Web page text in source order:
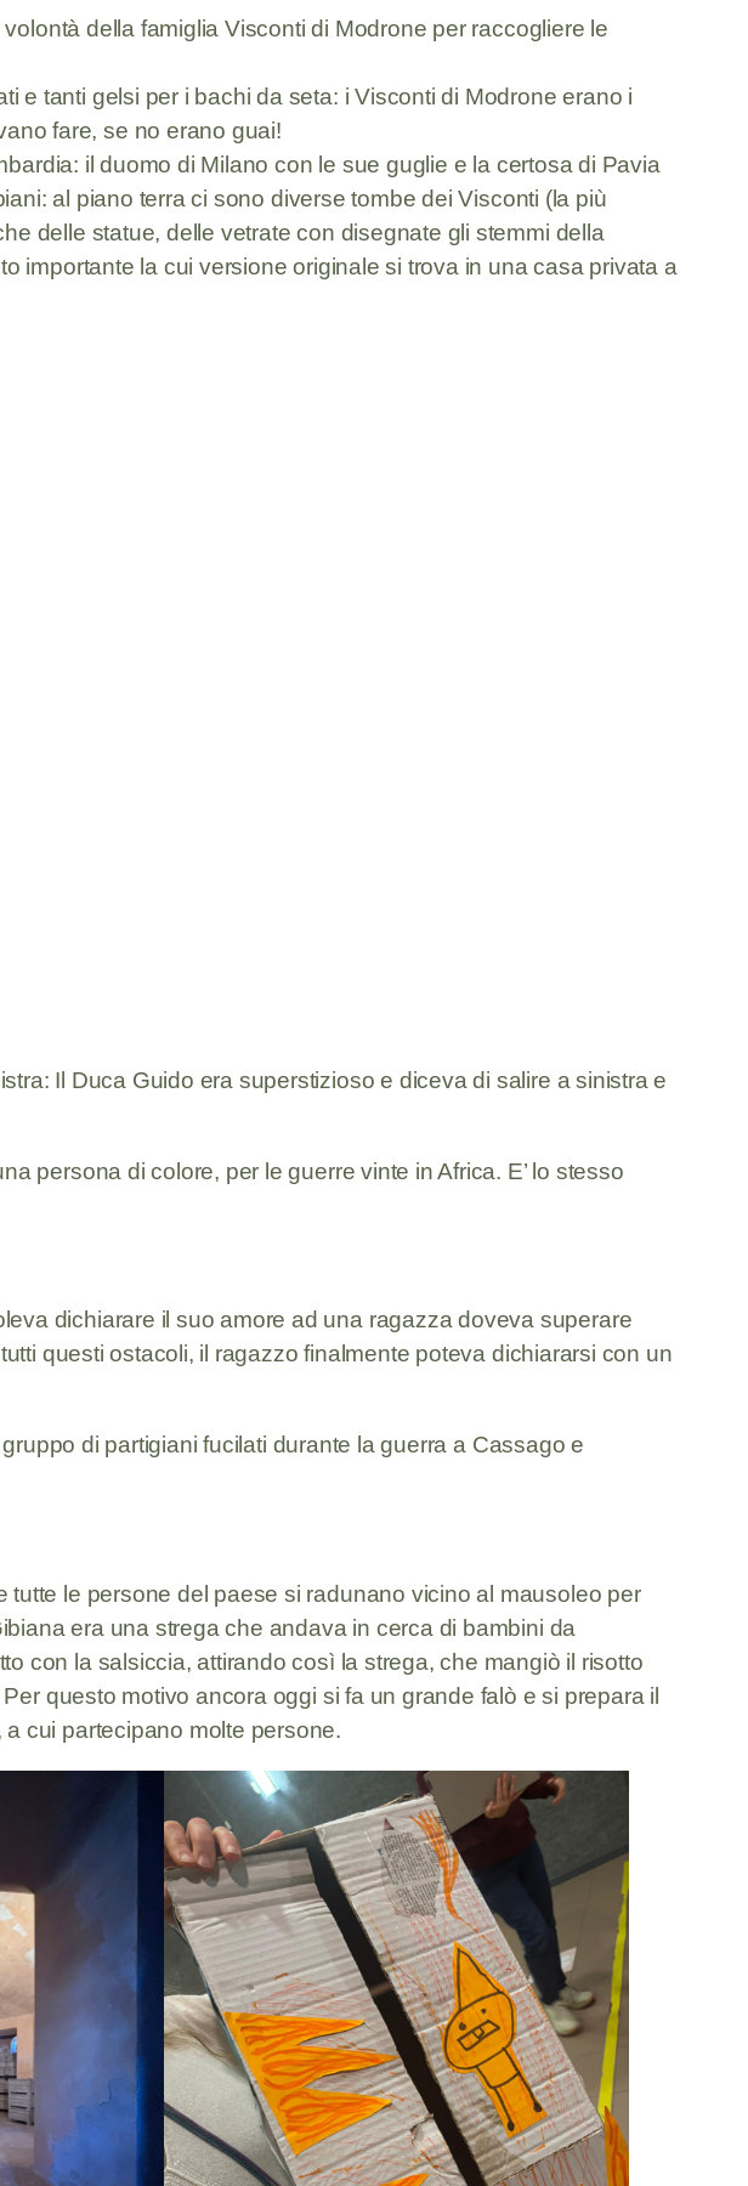
della famiglia Visconti di Modrone per raccogliere le
e tanti gelsi per i bachi da seta: i Visconti di Modrone erano i
fare, se no erano guai!
il duomo di Milano con le sue guglie e la certosa di Pavia
al piano terra ci sono diverse tombe dei Visconti (la più
delle statue, delle vetrate con disegnate gli stemmi della
importante la cui versione originale si trova in una casa privata a
Il Duca Guido era superstizioso e diceva di salire a sinistra e
persona di colore, per le guerre vinte in Africa. E’ lo stesso
dichiarare il suo amore ad una ragazza doveva superare
questi ostacoli, il ragazzo finalmente poteva dichiararsi con un
di partigiani fucilati durante la guerra a Cassago e
le persone del paese si radunano vicino al mausoleo per
era una strega che andava in cerca di bambini da
con la salsiccia, attirando così la strega, che mangiò il risotto
questo motivo ancora oggi si fa un grande falò e si prepara il
cui partecipano molte persone.